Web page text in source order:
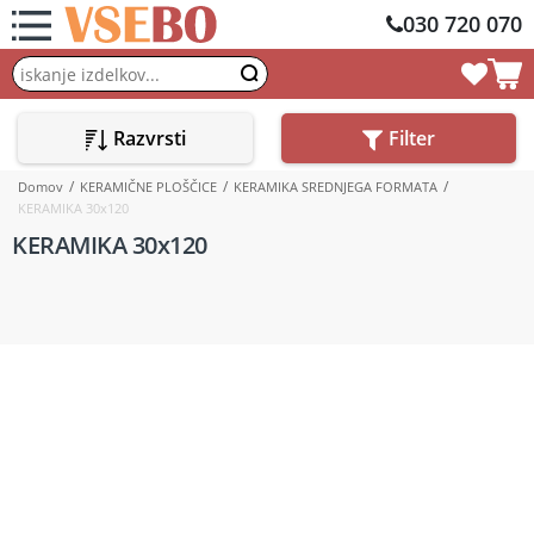
030 720 070
Razvrsti Filter
Domov KERAMIČNE PLOŠČICE
KERAMIKA SREDNJEGA FORMATA
KERAMIKA 30x120
KERAMIKA 30x120